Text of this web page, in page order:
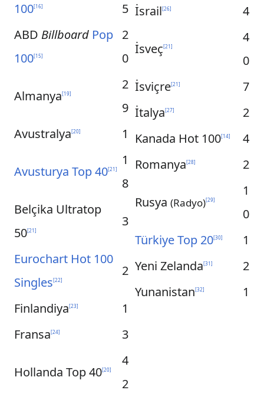
100[16]
5
ABD Billboard Pop
100[15]
2
0
Almanya[19]
2
9
Avustralya[20] 1
Avusturya Top 40[21]
1
8
Belçika Ultratop
50[21]
3
Eurochart Hot 100
Singles[22]
2
Finlandiya[23]
1
Fransa[24] 3
Hollanda Top 40[20]
4
2
İsrail[26] 4
İsveç[21]
4
0
İsviçre[21]
7
İtalya[27]
2
Kanada Hot 100[14]
4
Romanya[28] 2
Rusya (Radyo)[29]
1
0
Türkiye Top 20[30]
1
Yeni Zelanda[31]
2
Yunanistan[32] 1